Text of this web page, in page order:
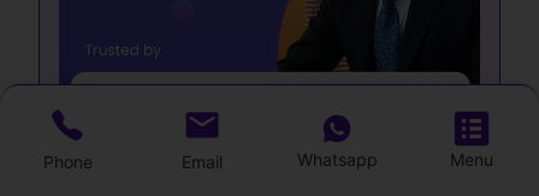
Phone Email Whatsapp Menu